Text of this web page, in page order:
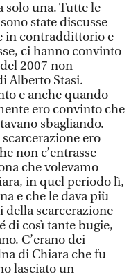
solo una. Tutte le
state discusse
in contraddittorio e
ci hanno convinto
2007 non
Alberto Stasi.
e anche quando
ero convinto che
sbagliando.
ero
non c’entrasse
che volevamo
in quel periodo lì,
e che le dava più
della scarcerazione
di così tante bugie,
C’erano dei
di Chiara che fu
lasciato un